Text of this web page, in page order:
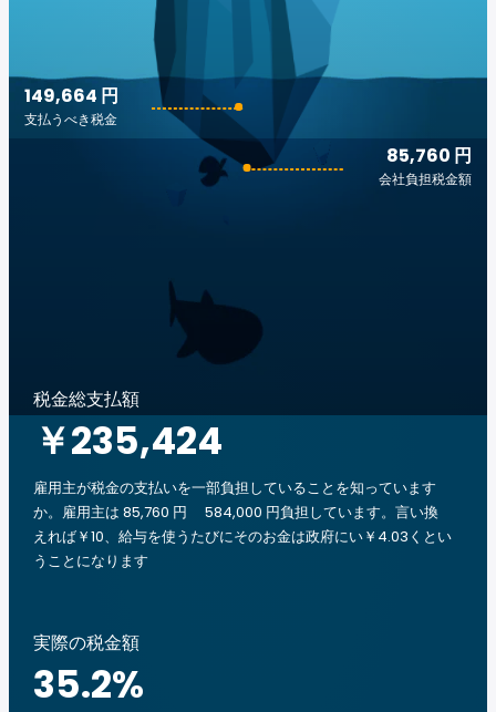
85,760 円
会社負担税金額
149,664 円
支払うべき税金
税金総支払額
￥235,424
雇用主が税金の支払いを一部負担していることを知っています
か。雇用主は 85,760 円 584,000 円負担しています。言い換
えれば￥10、給与を使うたびにそのお金は政府にい￥4.03くとい
うことになります
実際の税金額
35.2%